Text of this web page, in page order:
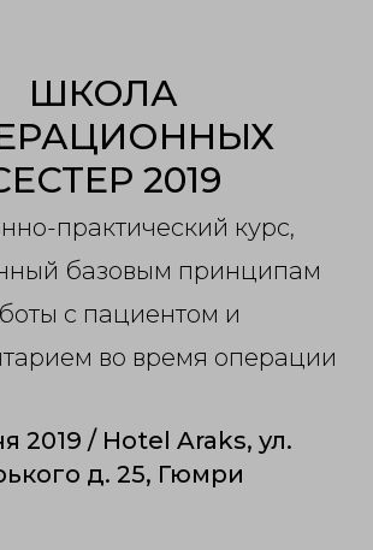
ШКОЛА
2019
практический курс,
базовым принципам
с пациентом и
во время операции
2019 / Hotel Araks, ул.
д. 25, Гюмри